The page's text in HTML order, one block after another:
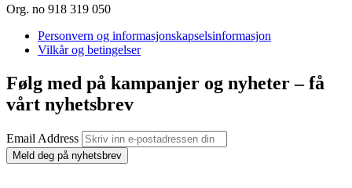
Org. no 918 319 050
Personvern og informasjonskapselsinformasjon
Vilkår og betingelser
Følg med på kampanjer og nyheter – få
vårt nyhetsbrev
Email Address
Meld deg på nyhetsbrev